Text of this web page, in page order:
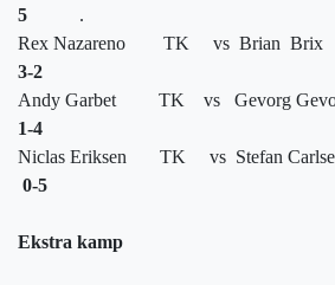
5
.
Rex Nazareno
TK vs Brian Brix
3-2
Andy Garbet
TK vs Gevorg
1-4
Niclas Eriksen
TK vs Stefan
0-5
Ekstra kamp